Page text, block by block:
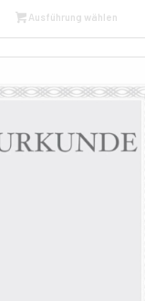
Ausführung wählen